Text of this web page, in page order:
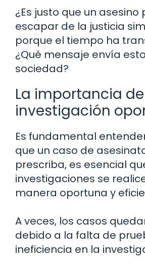
¿Es justo que un asesino
escapar de la justicia
porque el tiempo ha
¿Qué mensaje envía
sociedad?
La importancia
investigación
Es fundamental
que un caso de
prescriba, es esencial
investigaciones se
manera oportuna y
A veces, los casos
debido a la falta de
ineficiencia en la